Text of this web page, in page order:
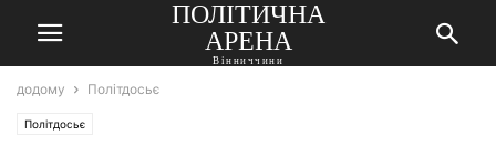
ПОЛІТИЧНА
АРЕНА
Вінниччини
додому Політдосьє
Політдосьє